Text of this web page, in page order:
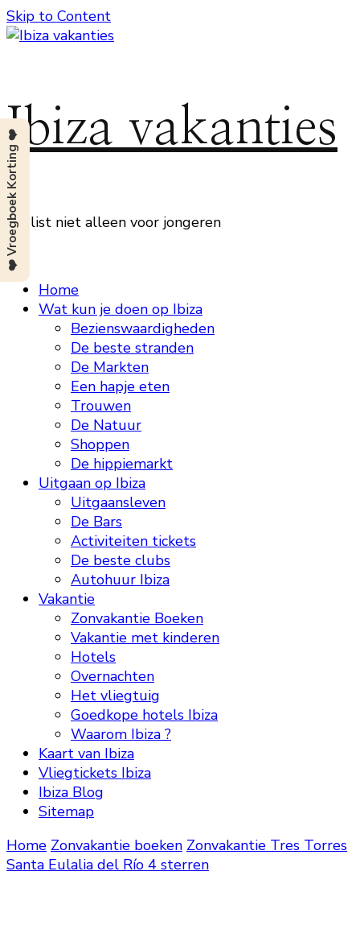
Skip to Content
Ibiza vakanties
Beslist niet alleen voor jongeren
Home
Wat kun je doen op Ibiza
Bezienswaardigheden
De beste stranden
De Markten
Een hapje eten
Trouwen
De Natuur
Shoppen
De hippiemarkt
Uitgaan op Ibiza
Uitgaansleven
De Bars
Activiteiten tickets
De beste clubs
Autohuur Ibiza
Vakantie
Zonvakantie Boeken
Vakantie met kinderen
Hotels
Overnachten
Het vliegtuig
Goedkope hotels Ibiza
Waarom Ibiza ?
Kaart van Ibiza
Vliegtickets Ibiza
Ibiza Blog
Sitemap
Home Zonvakantie boeken Zonvakantie Tres Torres
Santa Eulalia del Río 4 sterren
❤️ Vroegboek Korting ❤️